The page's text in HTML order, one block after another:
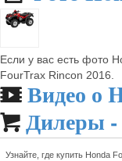
Если у вас есть фото
FourTrax Rincon 2016.
🎬 Видео о
 Дилеры -
Узнайте, где купить Honda